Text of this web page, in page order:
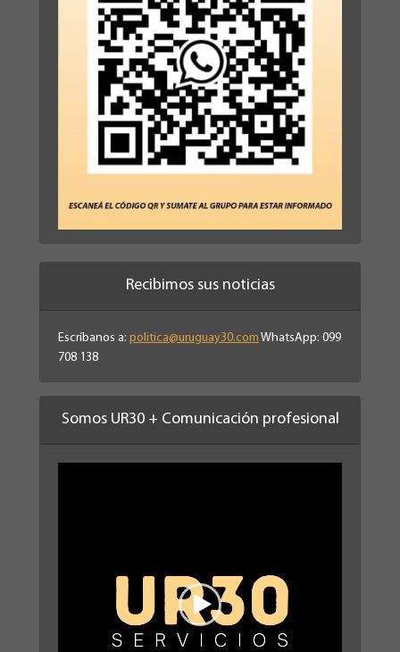
Recibimos sus noticias
Escríbanos a: politica@uruguay30.com WhatsApp: 099
708 138
Somos UR30 + Comunicación profesional